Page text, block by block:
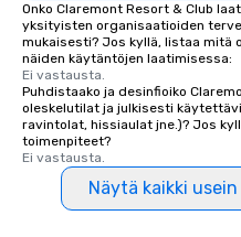
Onko Claremont Resort & Club
yksityisten organisaatioiden
mukaisesti? Jos kyllä, listaa mitä
näiden käytäntöjen laatimisessa:
Ei vastausta.
Puhdistaako ja desinfioiko
oleskelutilat ja julkisesti
ravintolat, hissiaulat jne.)? Jos
toimenpiteet?
Ei vastausta.
Näytä kaikki